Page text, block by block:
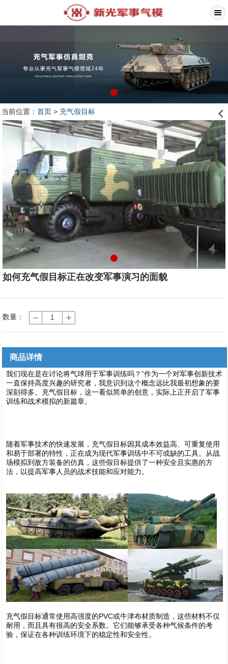
1
当前位置： 首页> 充气假目标 󰊒
如何充气假目标正在改变军事演习的面貌
数量：
商品详情
我们现在是在讨论将气球用于军事训练吗？”作为一个对军事创新技术
一直保持高度兴趣的研究者，我意识到这个概念远比我最初想象的要
深刻得多。充气假目标，这一看似简单的创意，实际上正开启了军事
训练和战术模拟的新篇章。
随着军事技术的快速发展，充气假目标因其成本效益高、可重复使用
和易于部署的特性，正在成为现代军事训练中不可或缺的工具。从战
场模拟到敌方装备的仿真，这些假目标提供了一种安全且实惠的方
法，以提高军事人员的战术技能和应对能力。
充气假目标通常使用高强度的PVC或牛津布材质制造，这些材料不仅
耐用，而且具有很高的安全系数。它们能够承受各种气候条件的考
验，保证在各种训练环境下的稳定性和安全性。